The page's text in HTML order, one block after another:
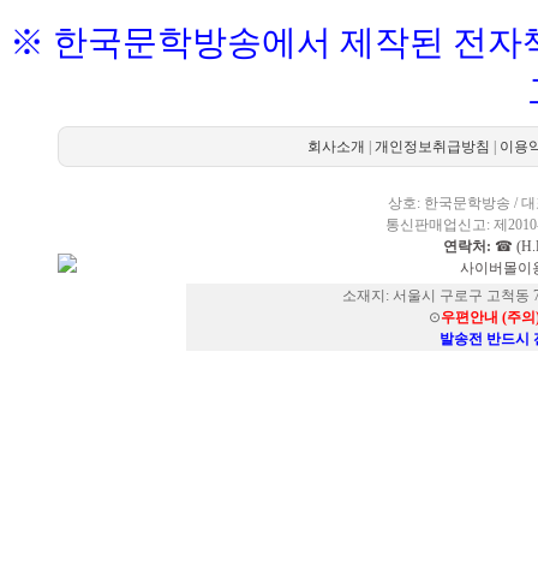
※ 한국문학방송에서 제작된 전자
회사소개 개인정보취급방침 이용
상호: 한국문학방송 /
통신판매업신고: 제
연락처: ☎
사이버몰이
소재지: 서울시 구로구 고척동
⊙우편안내 (주
발송전 반드시